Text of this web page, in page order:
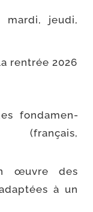
mar­di, jeu­di,
ren­trée 2026
fon­da­men­
œuvre des
à un